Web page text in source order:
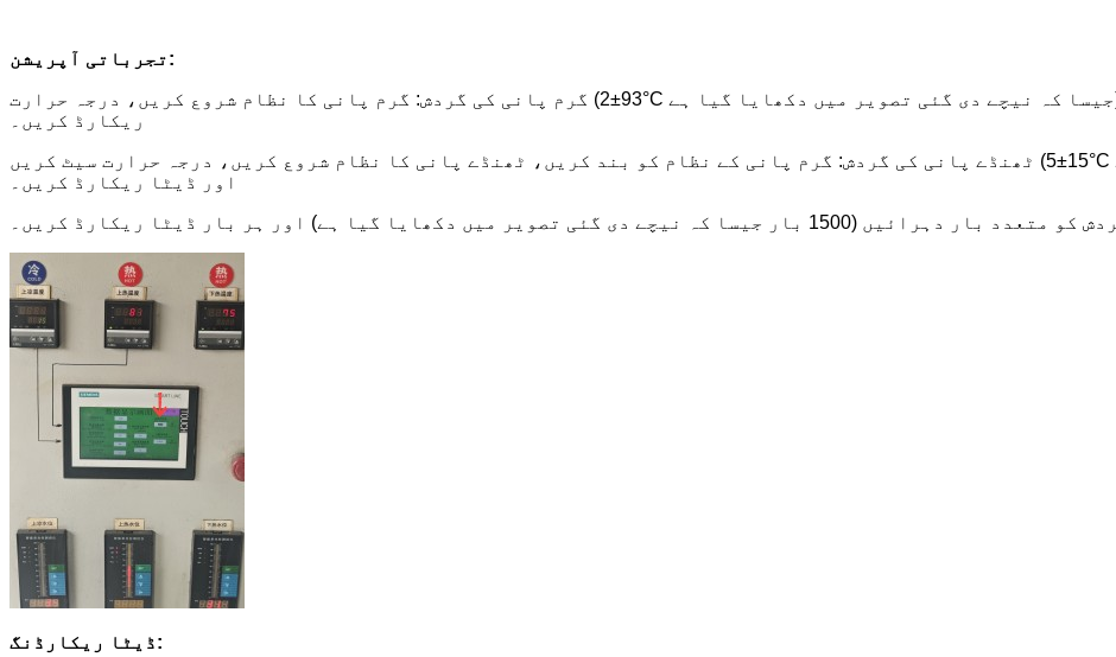
تجرباتی آپریشن:
گرم پانی کی گردش: گرم پانی کا نظام شروع کریں، درجہ حرارت (93±2°C جیسا کہ نیچے دی گئی تصویر میں دکھایا گیا ہے) سیٹ کریں، اور درجہ حرارت، دباؤ اور بہاؤ
ریکارڈ کریں۔
ٹھنڈے پانی کی گردش: گرم پانی کے نظام کو بند کریں، ٹھنڈے پانی کا نظام شروع کریں، درجہ حرارت سیٹ کریں (15±5°C جیسا کہ نیچے دی گئی تصویر میں دکھایا گیا ہے)،
اور ڈیٹا ریکارڈ کریں۔
تصویر میں دکھایا گیا ہے) اور ہر بار ڈیٹا ریکارڈ کریں۔
ڈیٹا ریکارڈنگ: